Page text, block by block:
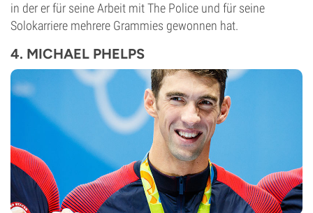
in der er für seine Arbeit mit The Police und für seine
Solokarriere mehrere Grammies gewonnen hat.
4. MICHAEL PHELPS